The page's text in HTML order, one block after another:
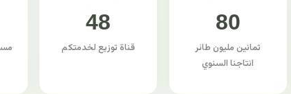
80
ثمانين مليون طائر
انتاجنا السنوي
48
قناة توزيع لخدمتكم